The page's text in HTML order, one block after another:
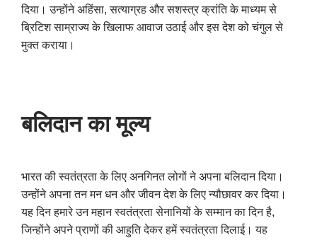
दिया। उन्होंने अहिंसा, सत्याग्रह और सशस्त्र क्रांति के माध्यम से
ब्रिटिश साम्राज्य के खिलाफ आवाज उठाई और इस देश को चंगुल से
मुक्त कराया।
बलिदान का मूल्य
भारत की स्वतंत्रता के लिए अनगिनत लोगों ने अपना बलिदान दिया।
उन्होंने अपना तन मन धन और जीवन देश के लिए न्यौछावर कर दिया।
यह दिन हमारे उन महान स्वतंत्रता सेनानियों के सम्मान का दिन है,
जिन्होंने अपने प्राणों की आहुति देकर हमें स्वतंत्रता दिलाई। यह